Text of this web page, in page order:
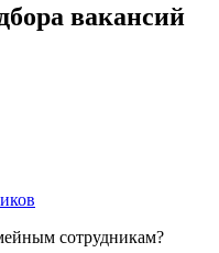
вакансий
сотрудникам?